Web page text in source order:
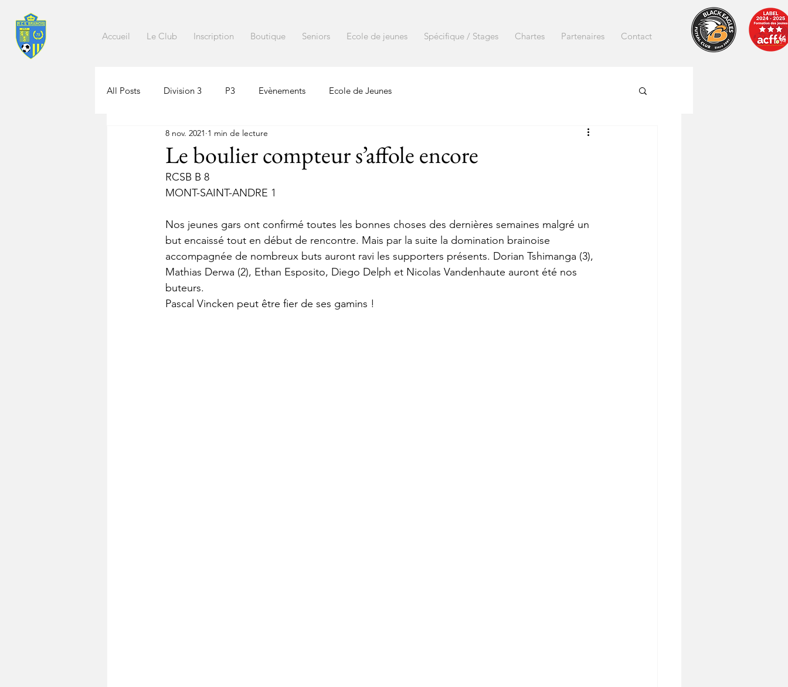
Accueil Le Club Inscription Boutique Seniors Ecole de jeunes Spécifique / Stages Chartes Partenaires Contact
All Posts Division 3 P3 Evènements Ecole de Jeunes
Le boulier compteur s’affole encore
8 nov. 2021 1 min de lecture
RCSB B 8
MONT-SAINT-ANDRE 1
Nos jeunes gars ont confirmé toutes les bonnes choses des dernières semaines malgré un
but encaissé tout en début de rencontre. Mais par la suite la domination brainoise
accompagnée de nombreux buts auront ravi les supporters présents. Dorian Tshimanga (3),
Mathias Derwa (2), Ethan Esposito, Diego Delph et Nicolas Vandenhaute auront été nos
buteurs.
Pascal Vincken peut être fier de ses gamins !